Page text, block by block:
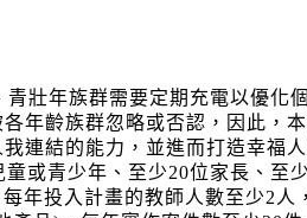
壯年族群需要定期充電以優化
年齡族群忽略或否認，因此，
連結的能力，並進而打造幸福
童或青少年、至少20位家長、至少
年投入計畫的教師人數至少2 人